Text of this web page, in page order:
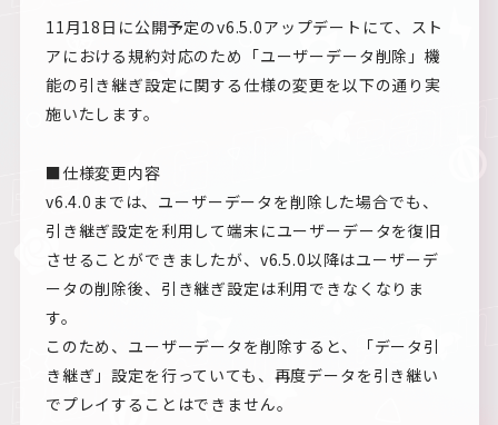
11月18日に公開予定のv6.5.0アップデートにて、スト
アにおける規約対応のため「ユーザーデータ削除」機
能の引き継ぎ設定に関する仕様の変更を以下の通り実
施いたします。
■仕様変更内容
v6.4.0までは、ユーザーデータを削除した場合でも、
引き継ぎ設定を利用して端末にユーザーデータを復旧
させることができましたが、v6.5.0以降はユーザーデ
ータの削除後、引き継ぎ設定は利用できなくなりま
す。
このため、ユーザーデータを削除すると、「データ引
き継ぎ」設定を行っていても、再度データを引き継い
でプレイすることはできません。